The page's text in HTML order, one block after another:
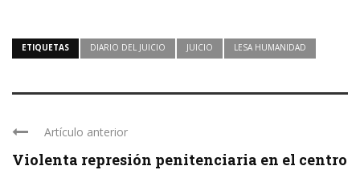
ETIQUETAS DIARIO DEL JUICIO JUICIO LESA HUMANIDAD
Artículo anterior
Violenta represión penitenciaria en el centro